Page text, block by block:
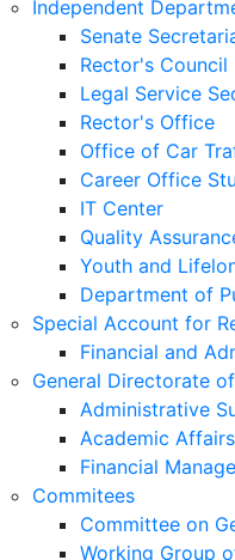
Independent
Senate
Rector's Council
Legal Service
Rector's Office
Office of Car
Career Office
IT Center
Quality
Youth and
Department of
Special Account for
Financial and
General Directorate
Administrative
Academic
Financial
Commitees
Committee on
Working Group